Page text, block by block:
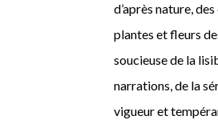
d’après nature,
plantes et fleurs
soucieuse de la
narrations, de la
vigueur et